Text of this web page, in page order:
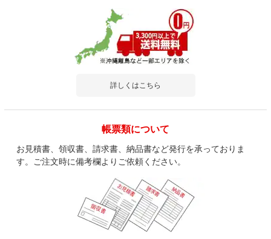
詳しくはこちら
帳票類について
お見積書、領収書、請求書、納品書など発行を承っておりま
す。ご注文時に備考欄よりご依頼ください。